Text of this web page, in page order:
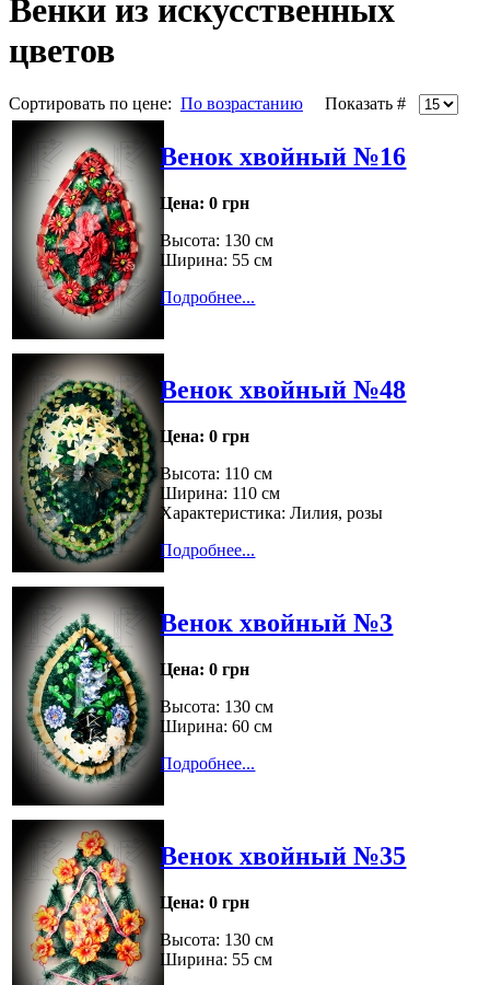
Венки из искусственных
цветов
Сортировать по цене: По возрастанию Показать #
Венок хвойный №16
Цена: 0 грн
Высота: 130 см
Ширина: 55 см
Подробнее...
Венок хвойный №48
Цена: 0 грн
Высота: 110 см
Ширина: 110 см
Характеристика: Лилия, розы
Подробнее...
Венок хвойный №3
Цена: 0 грн
Высота: 130 см
Ширина: 60 см
Подробнее...
Венок хвойный №35
Цена: 0 грн
Высота: 130 см
Ширина: 55 см